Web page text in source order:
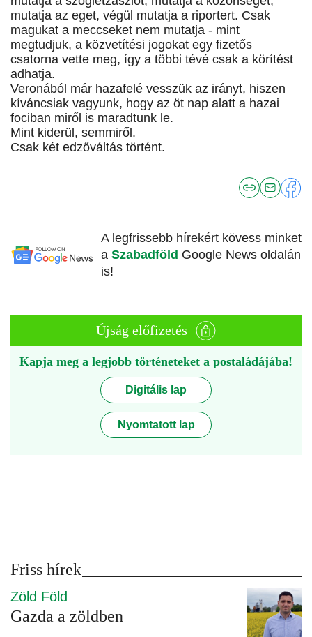
mutatja az eget, végül mutatja a riportert. Csak
magukat a meccseket nem mutatja - mint
megtudjuk, a közvetítési jogokat egy fizetős
csatorna vette meg, így a többi tévé csak a körítést
adhatja.
Veronából már hazafelé vesszük az irányt, hiszen
kíváncsiak vagyunk, hogy az öt nap alatt a hazai
fociban miről is maradtunk le.
Mint kiderül, semmiről.
Csak két edzőváltás történt.
A legfrissebb hírekért kövess minket
a Szabadföld Google News oldalán
is!
Újság előfizetés
Kapja meg a legjobb történeteket a postaládájába!
Digitális lap
Nyomtatott lap
Friss hírek
Zöld Föld
Gazda a zöldben